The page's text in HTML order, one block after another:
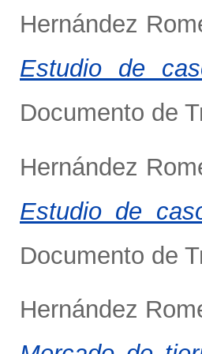
Hernández
Estudio de
Documento de
Hernández
Estudio de
Documento de
Hernández